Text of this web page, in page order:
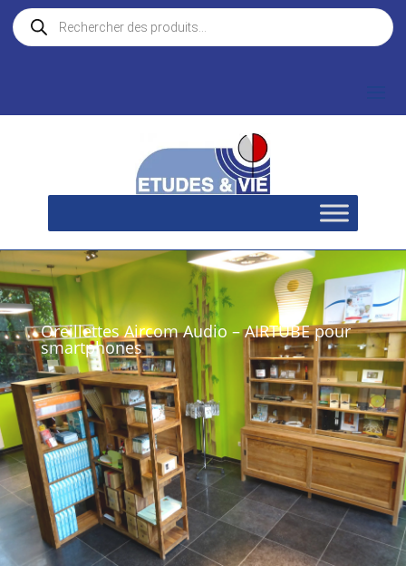
Recherche
de
produits
Oreillettes Aircom Audio – AIRTUBE pour
smartphones